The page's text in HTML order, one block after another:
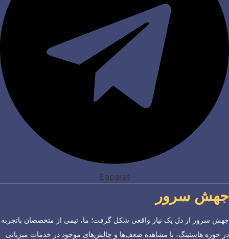
Eaparat
جهش سرور
جهش سرور از دل یک نیاز واقعی شکل گرفت؛ ما، تیمی از متخصصان باتجربه
در حوزه هاستینگ، با مشاهده ضعف‌ها و چالش‌های موجود در خدمات میزبانی